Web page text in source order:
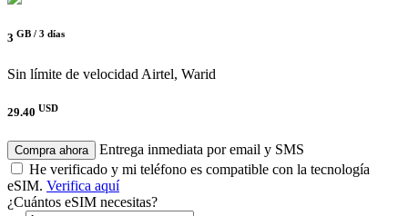
3 GB / 3 días
Sin límite de velocidad Airtel, Warid
29.40 USD
Compra ahora
Entrega inmediata por email y SMS
He verificado y mi teléfono es compatible con la tecnología
eSIM. Verifica aquí
¿Cuántos eSIM necesitas?